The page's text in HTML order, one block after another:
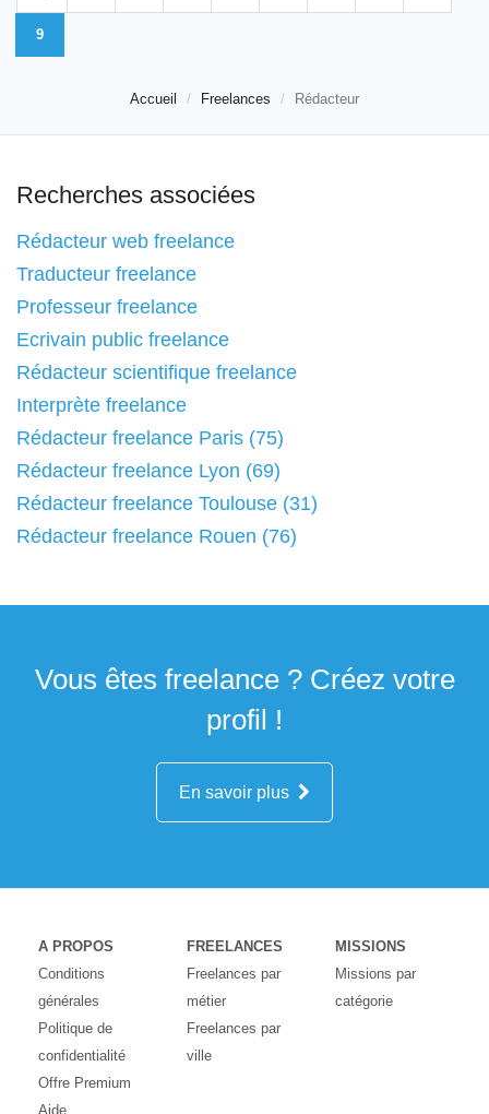
9
Accueil Freelances Rédacteur
Recherches associées
Rédacteur web freelance
Traducteur freelance
Professeur freelance
Ecrivain public freelance
Rédacteur scientifique freelance
Interprète freelance
Rédacteur freelance Paris (75)
Rédacteur freelance Lyon (69)
Rédacteur freelance Toulouse (31)
Rédacteur freelance Rouen (76)
Vous êtes freelance ? Créez votre
profil !
En savoir plus
A PROPOS
Conditions
générales
Politique de
confidentialité
Offre Premium
Aide
FREELANCES
Freelances par
métier
Freelances par
ville
MISSIONS
Missions par
catégorie